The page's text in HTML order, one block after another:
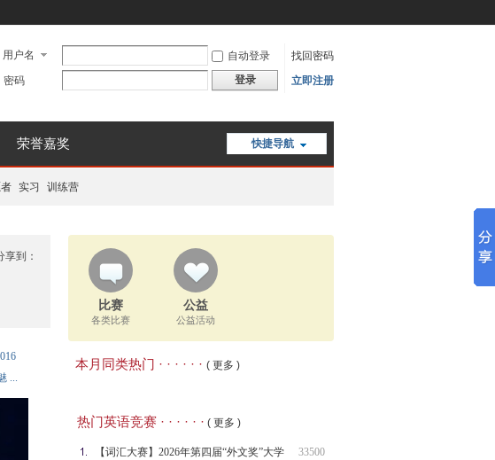
用户名 自动登录
找回密码
密码
登录 立即注册
快捷导航
荣誉嘉奖
实习 训练营
享到：
...
比赛
各类比赛
公益
公益活动
本月同类热门 · · · · · · ( 更多 )
热门英语竞赛 · · · · · · ( 更多 )
33500
【词汇大赛】2026年第四届“外文奖”大学